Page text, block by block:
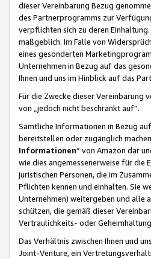
dieser Vereinbarung Bezug
des Partnerprogramms zur
verpflichten sich zu deren
maßgeblich. Im Falle von
eines gesonderten
Unternehmen in Bezug auf das
Ihnen und uns im Hinblick auf das
Für die Zwecke dieser Vereinbarung
von „jedoch nicht beschränkt auf“.
Sämtliche Informationen in Bezug
bereitstellen oder zugänglich
Informationen“ von Amazon dar
wie dies angemessenerweise für die
juristischen Personen, die im
Pflichten kennen und einhalten. Sie
Unternehmen) weitergeben und alle
schützen, die gemäß dieser
Vertraulichkeits- oder
Das Verhältnis zwischen Ihnen und
Joint-Venture, ein